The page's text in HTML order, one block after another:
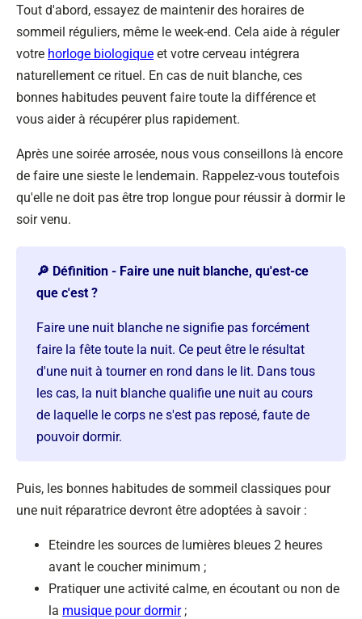
Tout d'abord, essayez de maintenir des horaires de
sommeil réguliers, même le week-end. Cela aide à réguler
votre horloge biologique et votre cerveau intégrera
naturellement ce rituel. En cas de nuit blanche, ces
bonnes habitudes peuvent faire toute la différence et
vous aider à récupérer plus rapidement.
Après une soirée arrosée, nous vous conseillons là encore
de faire une sieste le lendemain. Rappelez-vous toutefois
qu'elle ne doit pas être trop longue pour réussir à dormir le
soir venu.
🔎 Définition - Faire une nuit blanche, qu'est-ce
que c'est ?
Faire une nuit blanche ne signifie pas forcément
faire la fête toute la nuit. Ce peut être le résultat
d'une nuit à tourner en rond dans le lit. Dans tous
les cas, la nuit blanche qualifie une nuit au cours
de laquelle le corps ne s'est pas reposé, faute de
pouvoir dormir.
Puis, les bonnes habitudes de sommeil classiques pour
une nuit réparatrice devront être adoptées à savoir :
Eteindre les sources de lumières bleues 2 heures
avant le coucher minimum ;
Pratiquer une activité calme, en écoutant ou non de
la musique pour dormir;